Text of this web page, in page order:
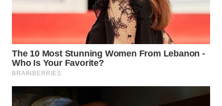
SIMALUNGUN
WN
LABUHANBATU
WN
TENGAH